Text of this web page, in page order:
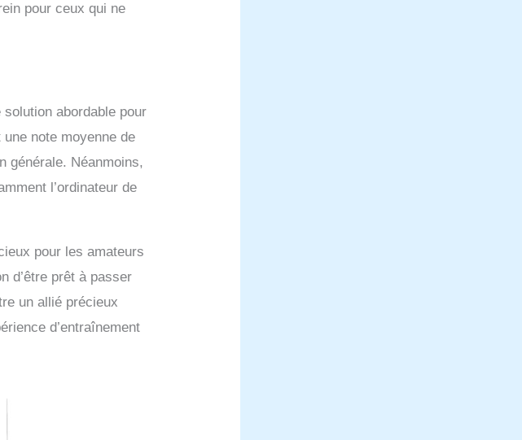
pour ceux qui ne
abordable pour
note moyenne de
générale. Néanmoins,
l’ordinateur de
pour les amateurs
d’être prêt à passer
un allié précieux
d’entraînement